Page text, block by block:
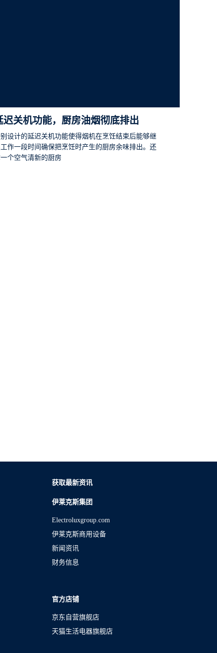
迟关机功能，厨房油烟彻底排出
设计的延迟关机功能使得烟机在烹饪结束后能够继
作一段时间确保把烹饪时产生的厨房余味排出。还
个空气清新的厨房
获取最新资讯
伊莱克斯集团
Electroluxgroup.com
伊莱克斯商用设备
新闻资讯
财务信息
官方店铺
京东自营旗舰店
天猫生活电器旗舰店